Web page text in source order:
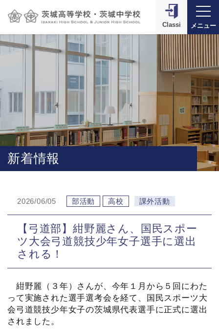
Classi メニュー
新着情報
2026/06/05 部活動 高校 課外活動
【弓道部】紺野麗さん、国民スポー
ツ大会弓道競技少年女子選手に選出
される！
紺野麗（３年）さんが、今年１月から５回にわた
って実施された選手選考会を経て、国民スポーツ大
会弓道競技少年女子の茨城県代表選手に正式に選出
されました。